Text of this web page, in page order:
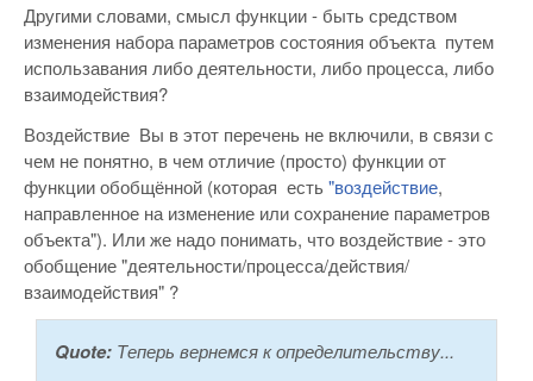
Другими словами, смысл функции - быть средством
изменения набора параметров состояния объекта путем
использавания либо деятельности, либо процесса, либо
взаимодействия?
Воздействие Вы в этот перечень не включили, в связи с
чем не понятно, в чем отличие (просто) функции от
функции обобщённой (которая есть"воздействие,
направленное на изменение или сохранение параметров
объекта"). Или же надо понимать, что воздействие - это
обобщение "деятельности/процесса/действия/
взаимодействия" ?
Quote: Теперь вернемся к определительству...